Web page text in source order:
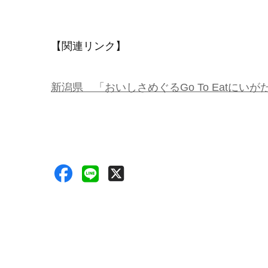
【関連リンク】
新潟県 「おいしさめぐるGo To Eatにいが